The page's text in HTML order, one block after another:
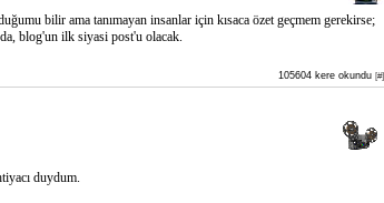
bilir ama tanımayan insanlar için kısaca özet geçmem gerekirse;
da, blog'un ilk siyasi post'u olacak.
105604 kere okundu [#]
duydum.